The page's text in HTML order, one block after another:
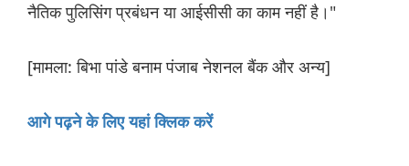
नैतिक पुलिसिंग प्रबंधन या आईसीसी का काम नहीं है।"
[मामला: बिभा पांडे बनाम पंजाब नेशनल बैंक और अन्य]
आगे पढ़ने के लिए यहां क्लिक करें